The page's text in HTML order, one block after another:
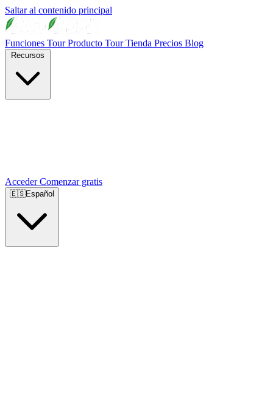
Saltar al contenido principal
Funciones Tour Producto Tour Tienda Precios Blog
AccederComenzar gratis
🇪🇸Español